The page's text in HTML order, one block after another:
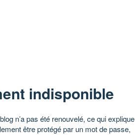
indisponible
n’a pas été renouvelé, ce qui explique
être protégé par un mot de passe,